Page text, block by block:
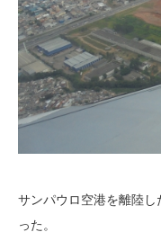
サンパウロ空港を離陸
った。